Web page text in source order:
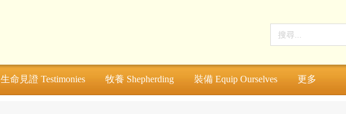
生命見證 Testimonies 牧養 Shepherding 裝備 Equip Ourselves 更多